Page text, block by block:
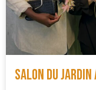
Salon du